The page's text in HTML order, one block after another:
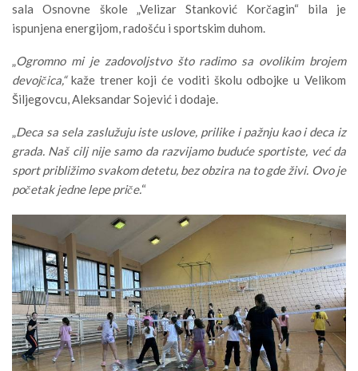
sala Osnovne škole „Velizar Stanković Korčagin“ bila je
ispunjena energijom, radošću i sportskim duhom.
„Ogromno mi je zadovoljstvo što radimo sa ovolikim brojem
devojčica,“kaže trener koji će voditi školu odbojke u Velikom
Šiljegovcu, Aleksandar Sojević i dodaje.
„Deca sa sela zaslužuju iste uslove, prilike i pažnju kao i deca iz
grada. Naš cilj nije samo da razvijamo buduće sportiste, već da
sport približimo svakom detetu, bez obzira na to gde živi. Ovo je
početak jedne lepe priče.“